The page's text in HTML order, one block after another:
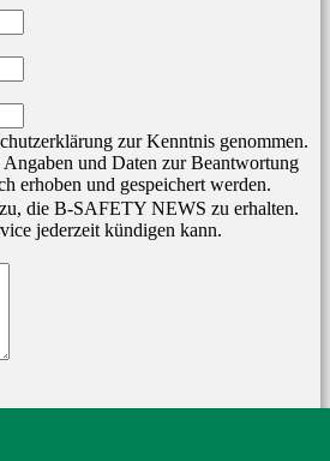
zur Kenntnis genommen.
Angaben und Daten zur Beantwortung
erhoben und gespeichert werden.
die B-SAFETY NEWS zu erhalten.
jederzeit kündigen kann.